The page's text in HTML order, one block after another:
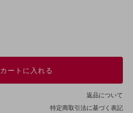
カートに入れる
返品について
特定商取引法に基づく表記